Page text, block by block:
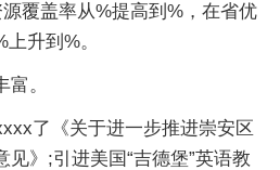
覆盖率从%提高到%，在省优
升到%。
。
了《关于进一步推进崇安区
》;引进美国“吉德堡”英语教